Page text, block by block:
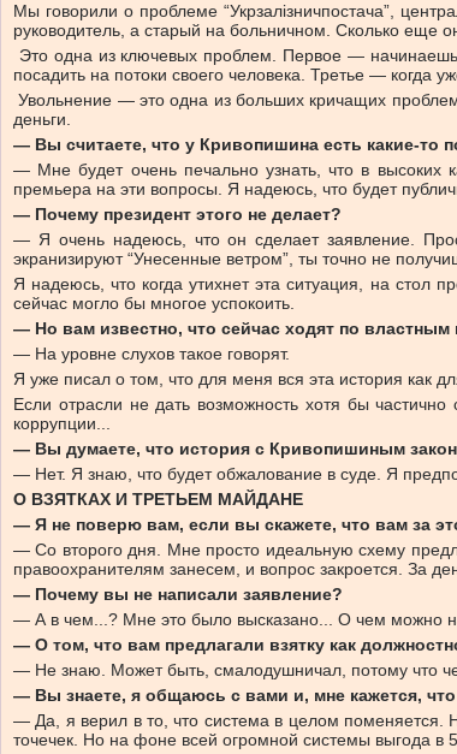
Мы говорили о проблеме “Укрзалізничпостача”,
руководитель, а старый на больничном. Сколько еще
Это одна из ключевых проблем. Первое — начинаешь
посадить на потоки своего человека. Третье — когда
Увольнение — это одна из больших кричащих
деньги.
— Вы считаете, что у Кривопишина есть какие-то
— Мне будет очень печально узнать, что в высоких
премьера на эти вопросы. Я надеюсь, что будет
— Почему президент этого не делает?
— Я очень надеюсь, что он сделает заявление.
экранизируют “Унесенные ветром”, ты точно не
Я надеюсь, что когда утихнет эта ситуация, на стол
сейчас могло бы многое успокоить.
— Но вам известно, что сейчас ходят по
— На уровне слухов такое говорят.
Я уже писал о том, что для меня вся эта история как
Если отрасли не дать возможность хотя бы
коррупции...
— Вы думаете, что история с Кривопишиным
— Нет. Я знаю, что будет обжалование в суде. Я
О ВЗЯТКАХ И ТРЕТЬЕМ МАЙДАНЕ
— Я не поверю вам, если вы скажете, что вам за
— Со второго дня. Мне просто идеальную схему
правоохранителям занесем, и вопрос закроется. За
— Почему вы не написали заявление?
— А в чем...? Мне это было высказано... О чем можно
— О том, что вам предлагали взятку как
— Не знаю. Может быть, смалодушничал, потому что
— Вы знаете, я общаюсь с вами и, мне кажется,
— Да, я верил в то, что система в целом поменяется.
точечек. Но на фоне всей огромной системы выгода в